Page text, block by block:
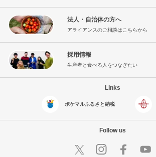
法人・自治体の方へ
アライアンスのご相談はこちらから
採用情報
生産者と食べる人をつなぎたい
Links
ポケマルふるさと納税
Follow us